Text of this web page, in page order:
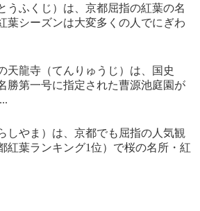
うふくじ）は、京都屈指の紅葉の名
葉シーズンは大変多くの人でにぎわ
天龍寺（てんりゅうじ）は、国史
勝第一号に指定された曹源池庭園が
しやま）は、京都でも屈指の人気観
紅葉ランキング1位）で桜の名所・紅